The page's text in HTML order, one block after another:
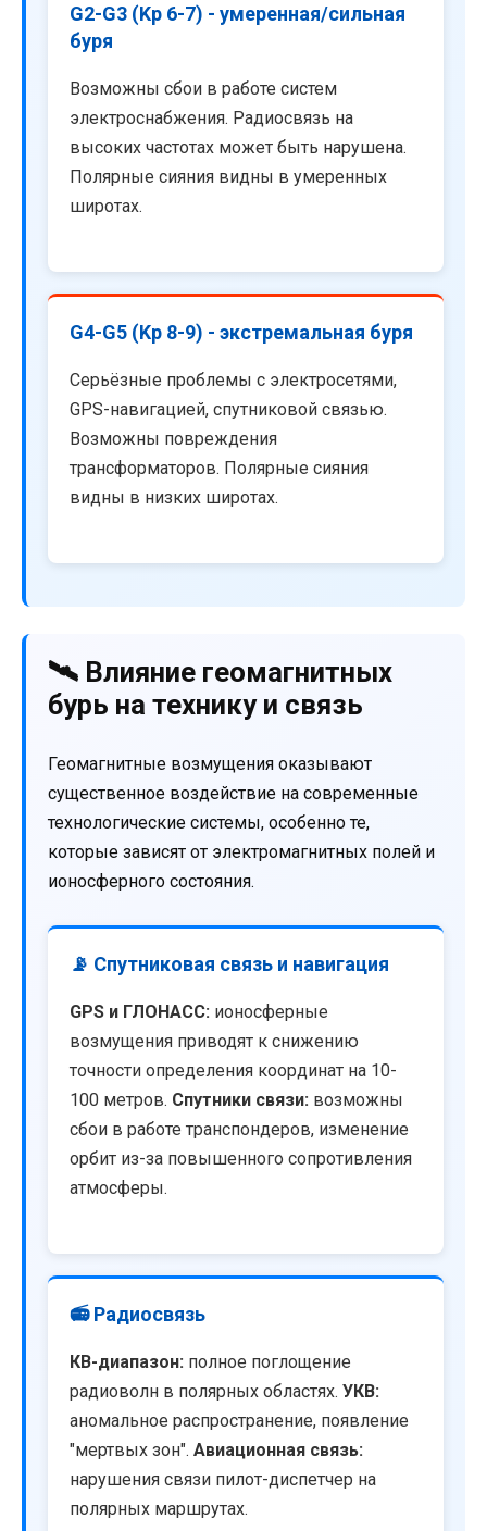
G2-G3 (Kp 6-7) - умеренная/сильная
буря
Возможны сбои в работе систем
электроснабжения. Радиосвязь на
высоких частотах может быть нарушена.
Полярные сияния видны в умеренных
широтах.
G4-G5 (Kp 8-9) - экстремальная буря
Серьёзные проблемы с электросетями,
GPS-навигацией, спутниковой связью.
Возможны повреждения
трансформаторов. Полярные сияния
видны в низких широтах.
🛰️ Влияние геомагнитных
бурь на технику и связь
Геомагнитные возмущения оказывают
существенное воздействие на современные
технологические системы, особенно те,
которые зависят от электромагнитных полей и
ионосферного состояния.
📡 Спутниковая связь и навигация
GPS и ГЛОНАСС: ионосферные
возмущения приводят к снижению
точности определения координат на 10-
100 метров. Спутники связи: возможны
сбои в работе транспондеров, изменение
орбит из-за повышенного сопротивления
атмосферы.
📻 Радиосвязь
КВ-диапазон: полное поглощение
радиоволн в полярных областях. УКВ:
аномальное распространение, появление
"мертвых зон". Авиационная связь:
нарушения связи пилот-диспетчер на
полярных маршрутах.